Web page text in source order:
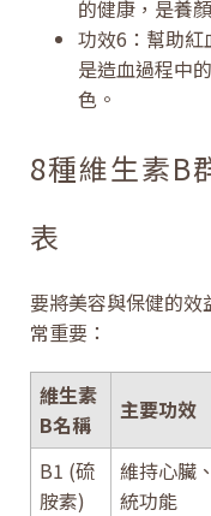
的健康，是養
功效6：幫助紅
是造血過程中
色。
8種維生素B
表
要將美容與保健的
常重要：
維生素
B名稱
主要功效
B1 (硫
胺素)
維持心臟
統功能